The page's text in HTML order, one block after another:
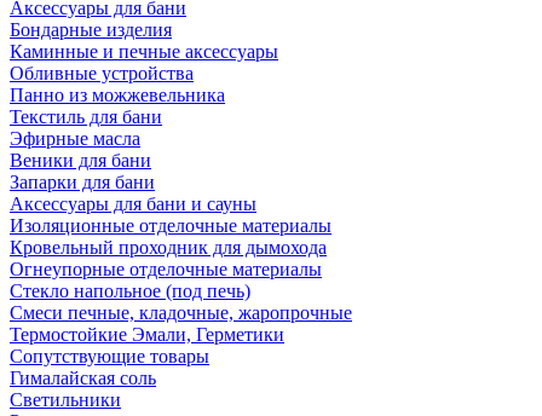
Аксессуары для бани
Бондарные изделия
Каминные и печные аксессуары
Обливные устройства
Панно из можжевельника
Текстиль для бани
Эфирные масла
Веники для бани
Запарки для бани
Аксессуары для бани и сауны
Изоляционные отделочные материалы
Кровельный проходник для дымохода
Огнеупорные отделочные материалы
Стекло напольное (под печь)
Смеси печные, кладочные, жаропрочные
Термостойкие Эмали, Герметики
Сопутствующие товары
Гималайская соль
Светильники